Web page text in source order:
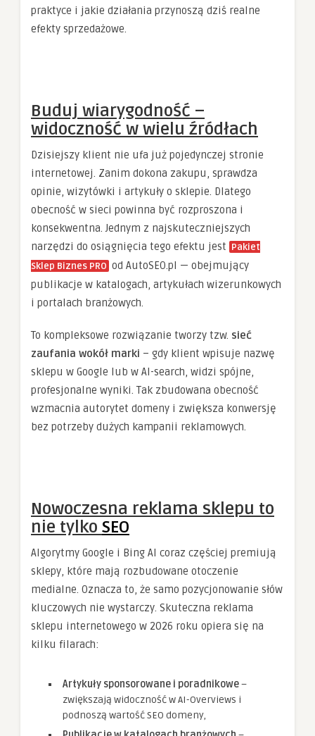
praktyce i jakie działania przynoszą dziś realne
efekty sprzedażowe.
Buduj wiarygodność –
widoczność w wielu źródłach
Dzisiejszy klient nie ufa już pojedynczej stronie
internetowej. Zanim dokona zakupu, sprawdza
opinie, wizytówki i artykuły o sklepie. Dlatego
obecność w sieci powinna być rozproszona i
konsekwentna. Jednym z najskuteczniejszych
narzędzi do osiągnięcia tego efektu jest Pakiet
Sklep Biznes PRO od AutoSEO.pl — obejmujący
publikacje w katalogach, artykułach wizerunkowych
i portalach branżowych.
To kompleksowe rozwiązanie tworzy tzw. sieć
zaufania wokół marki – gdy klient wpisuje nazwę
sklepu w Google lub w AI-search, widzi spójne,
profesjonalne wyniki. Tak zbudowana obecność
wzmacnia autorytet domeny i zwiększa konwersję
bez potrzeby dużych kampanii reklamowych.
Nowoczesna reklama sklepu to
nie tylko SEO
Algorytmy Google i Bing AI coraz częściej premiują
sklepy, które mają rozbudowane otoczenie
medialne. Oznacza to, że samo pozycjonowanie słów
kluczowych nie wystarczy. Skuteczna reklama
sklepu internetowego w 2026 roku opiera się na
kilku filarach:
Artykuły sponsorowane i poradnikowe–
zwiększają widoczność w AI-Overviews i
podnoszą wartość SEO domeny,